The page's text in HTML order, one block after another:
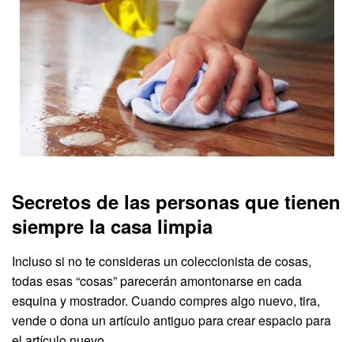
Secretos de las personas que tienen
siempre la casa limpia
Incluso si no te consideras un coleccionista de cosas,
todas esas “cosas” parecerán amontonarse en cada
esquina y mostrador. Cuando compres algo nuevo, tira,
vende o dona un artículo antiguo para crear espacio para